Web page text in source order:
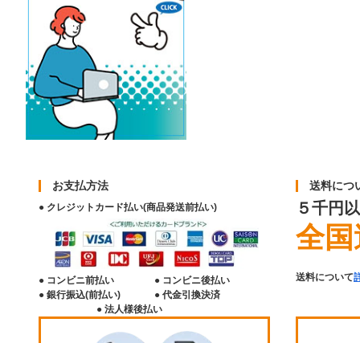
お支払方法
● クレジットカード払い(商品発送前払い)
● コンビニ前払い
● コンビニ後払い
● 銀行振込(前払い)
● 代金引換決済
● 法人様後払い
送料につ
５千円
全
送料について